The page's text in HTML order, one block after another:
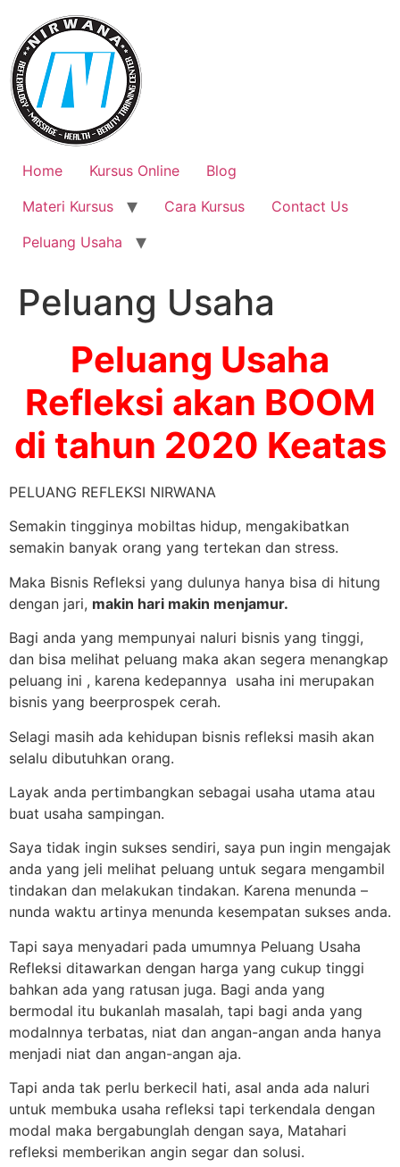
content
Home Kursus Online
Blog
Materi Kursus
Cara Kursus
Contact Us
Peluang Usaha
Peluang Usaha
Peluang Usaha
Refleksi akan BOOM
di tahun 2020 Keatas
PELUANG REFLEKSI NIRWANA
Semakin tingginya mobiltas hidup, mengakibatkan
semakin banyak orang yang tertekan dan stress.
Maka Bisnis Refleksi yang dulunya hanya bisa di hitung
dengan jari, makin hari makin menjamur.
Bagi anda yang mempunyai naluri bisnis yang tinggi,
dan bisa melihat peluang maka akan segera menangkap
peluang ini , karena kedepannya usaha ini merupakan
bisnis yang beerprospek cerah.
Selagi masih ada kehidupan bisnis refleksi masih akan
selalu dibutuhkan orang.
Layak anda pertimbangkan sebagai usaha utama atau
buat usaha sampingan.
Saya tidak ingin sukses sendiri, saya pun ingin mengajak
anda yang jeli melihat peluang untuk segara mengambil
tindakan dan melakukan tindakan. Karena menunda –
nunda waktu artinya menunda kesempatan sukses anda.
Tapi saya menyadari pada umumnya Peluang Usaha
Refleksi ditawarkan dengan harga yang cukup tinggi
bahkan ada yang ratusan juga. Bagi anda yang
bermodal itu bukanlah masalah, tapi bagi anda yang
modalnnya terbatas, niat dan angan-angan anda hanya
menjadi niat dan angan-angan aja.
Tapi anda tak perlu berkecil hati, asal anda ada naluri
untuk membuka usaha refleksi tapi terkendala dengan
modal maka bergabunglah dengan saya, Matahari
refleksi memberikan angin segar dan solusi.